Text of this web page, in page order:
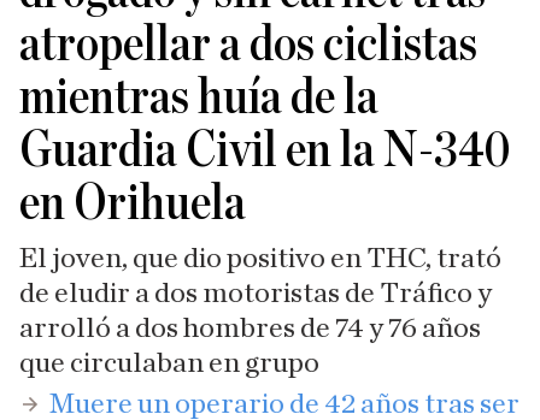
atropellar a dos ciclistas
mientras huía de la
Guardia Civil en la N-340
en Orihuela
El joven, que dio positivo en THC, trató
de eludir a dos motoristas de Tráfico y
arrolló a dos hombres de 74 y 76 años
que circulaban en grupo
Muere un operario de 42 años tras ser